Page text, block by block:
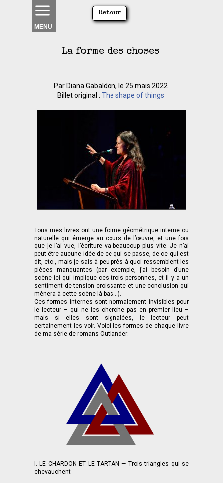
MENU
Tous mes livres ont une forme géométrique interne ou
naturelle qui émerge au cours de l’œuvre, et une fois
que je l’ai vue, l’écriture va beaucoup plus vite. Je n’ai
peut-être aucune idée de ce qui se passe, de ce qui est
dit, etc., mais je sais à peu près à quoi ressemblent les
pièces manquantes (par exemple, j’ai besoin d’une
scène ici qui implique ces trois personnes, et il y a un
sentiment de tension croissante et une conclusion qui
mènera à cette scène là-bas...).
Ces formes internes sont normalement invisibles pour
le lecteur – qui ne les cherche pas en premier lieu –
mais si elles sont signalées, le lecteur peut
certainement les voir. Voici les formes de chaque livre
de ma série de romans Outlander:
Par Diana Gabaldon, le 25 mais 2022
Billet original : The shape of things
La forme des choses
I. LE CHARDON ET LE TARTAN — Trois triangles qui se
chevauchent
Retour